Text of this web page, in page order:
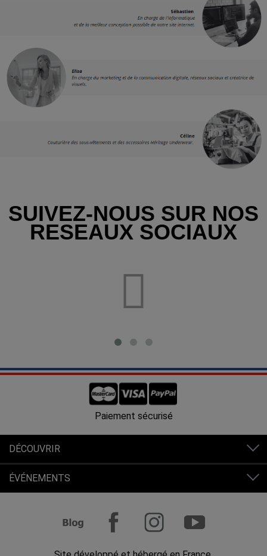
SUIVEZ-NOUS SUR NOS
RESEAUX SOCIAUX
Livraison offerte en France à partir de 80€ d'achats.
DÉCOUVRIR
ÉVÉNEMENTS